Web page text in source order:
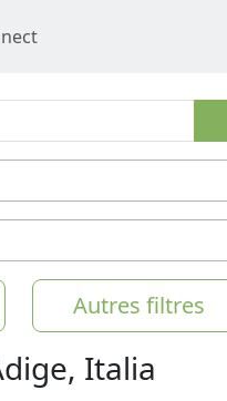
Autres filtres
Italia